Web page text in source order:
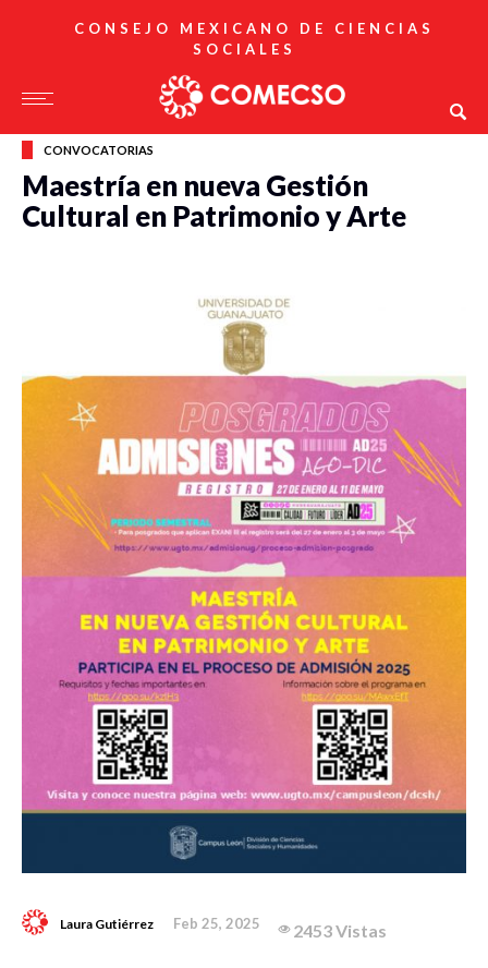
CONSEJO MEXICANO DE CIENCIAS
SOCIALES
CONVOCATORIAS
Maestría en nueva Gestión
Cultural en Patrimonio y Arte
Laura Gutiérrez Feb 25, 2025 2453 Vistas